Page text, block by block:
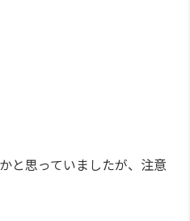
と思っていましたが、注意